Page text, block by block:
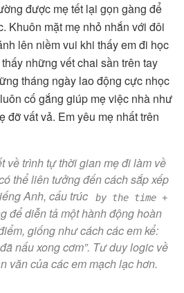
được mẹ tết lại gọn gàng để
Khuôn mặt mẹ nhỏ nhắn với đôi
lên niềm vui khi thấy em đi học
những vết chai sần trên tay
tháng ngày lao động cực nhọc
cố gắng giúp mẹ việc nhà như
đỡ vất vả. Em yêu mẹ nhất trên
về trình tự thời gian mẹ đi làm về
thể liên tưởng đến cách sắp xếp
Anh, cấu trúc
by the time +
để diễn tả một hành động hoàn
giống như cách các em kể:
nấu xong cơm”. Tư duy logic về
văn của các em mạch lạc hơn.